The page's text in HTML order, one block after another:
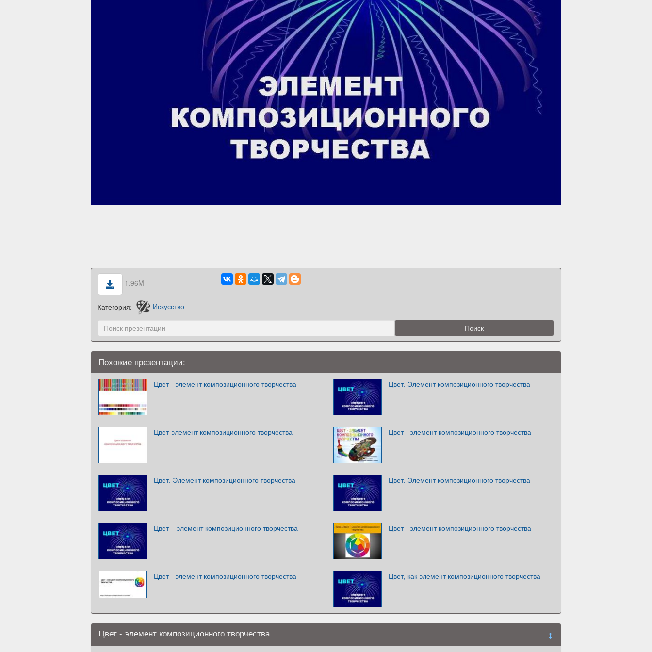
1.96M
Категория: Искусство
Похожие презентации:
Цвет - элемент композиционного творчества Цвет. Элемент композиционного творчества
Цвет-элемент композиционного творчества Цвет - элемент композиционного творчества
Цвет. Элемент композиционного творчества Цвет. Элемент композиционного творчества
Цвет – элемент композиционного творчества Цвет - элемент композиционного творчества
Цвет - элемент композиционного творчества Цвет, как элемент композиционного творчества
Цвет - элемент композиционного творчества